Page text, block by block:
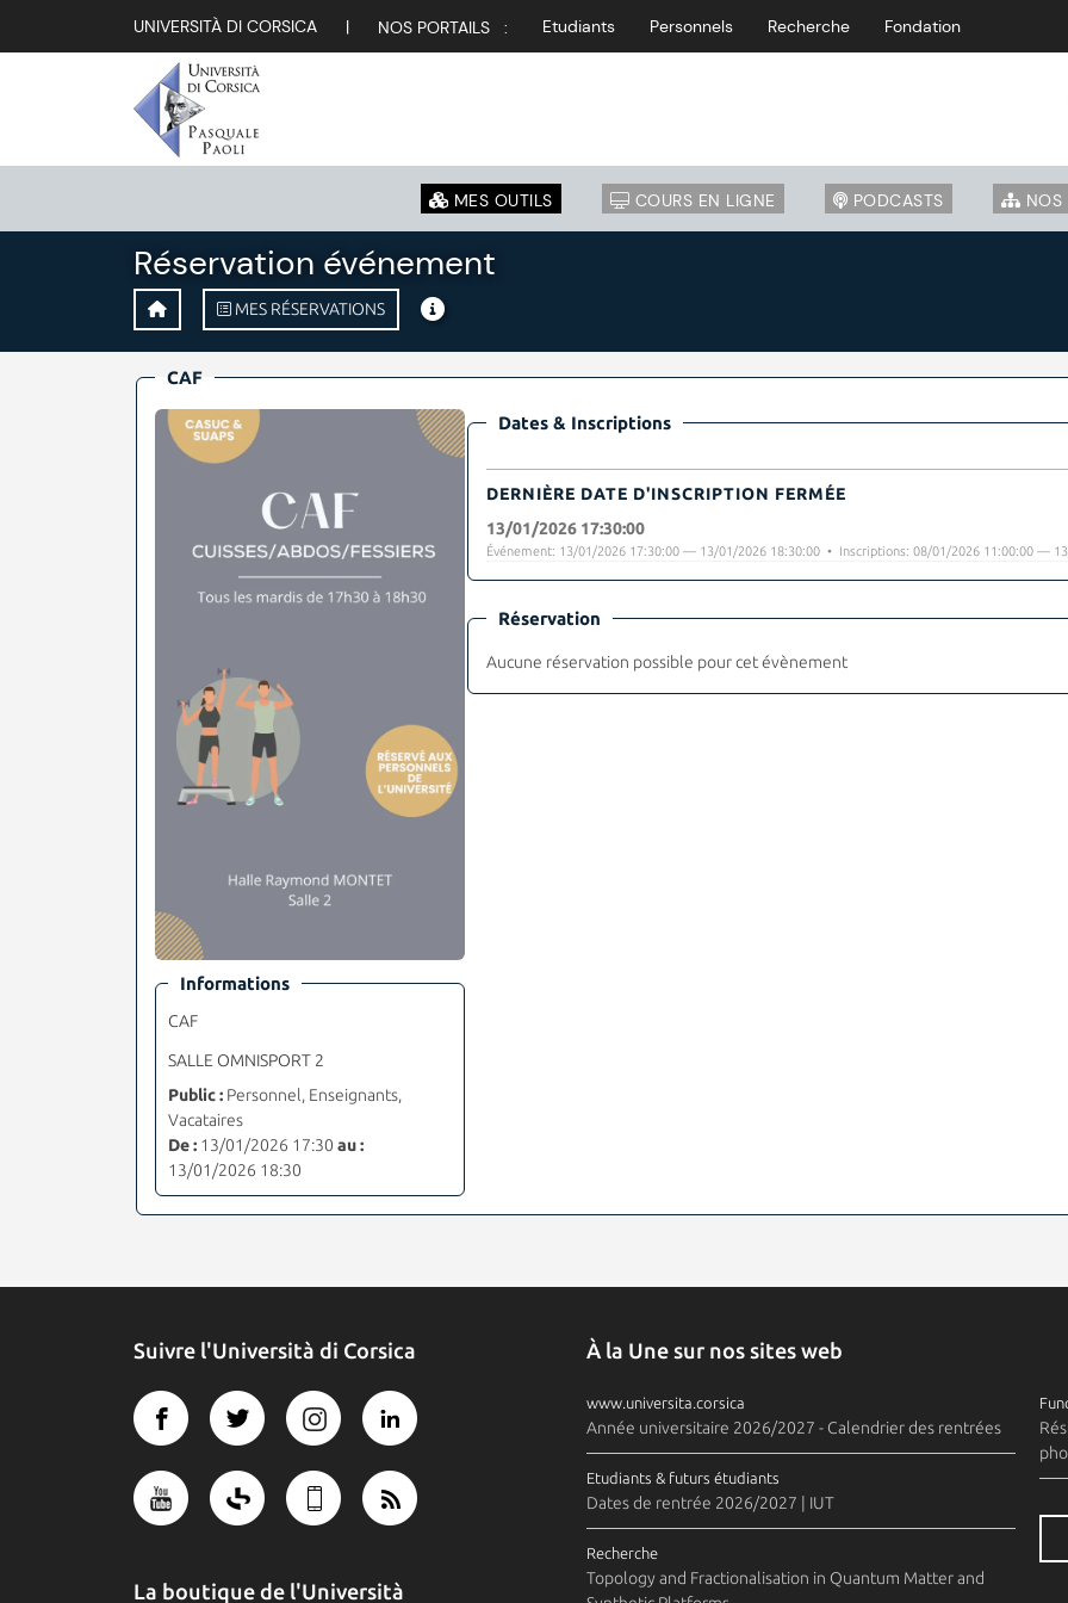
UNIVERSITÀ DI CORSICA | NOS PORTAILS : Etudiants Personnels Recherche Fondation
MES OUTILS COURS EN LIGNE PODCASTS NOS
Réservation événement
MES RÉSERVATIONS
CAF
Informations
CAF
SALLE OMNISPORT 2
Public : Personnel, Enseignants,
Vacataires
De : 13/01/2026 17:30 au :
13/01/2026 18:30
Dates & Inscriptions
DERNIÈRE DATE D'INSCRIPTION FERMÉE
13/01/2026 17:30:00
Événement: 13/01/2026 17:30:00 — 13/01/2026 18:30:00 • Inscriptions: 08/01/2026 11:00:00 —
Réservation
Aucune réservation possible pour cet évènement
Suivre l'Università di Corsica
La boutique de l'Università
À la Une sur nos sites web
www.universita.corsica
Année universitaire 2026/2027 - Calendrier des rentrées
Etudiants & futurs étudiants
Dates de rentrée 2026/2027 | IUT
Recherche
Topology and Fractionalisation in Quantum Matter and